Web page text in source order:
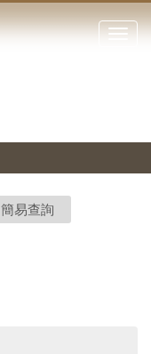
點
閉
站
停、
圖
圖
結
簡易查詢